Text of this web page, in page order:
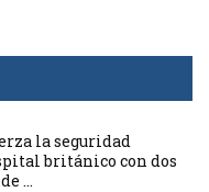
la seguridad
británico con dos
...